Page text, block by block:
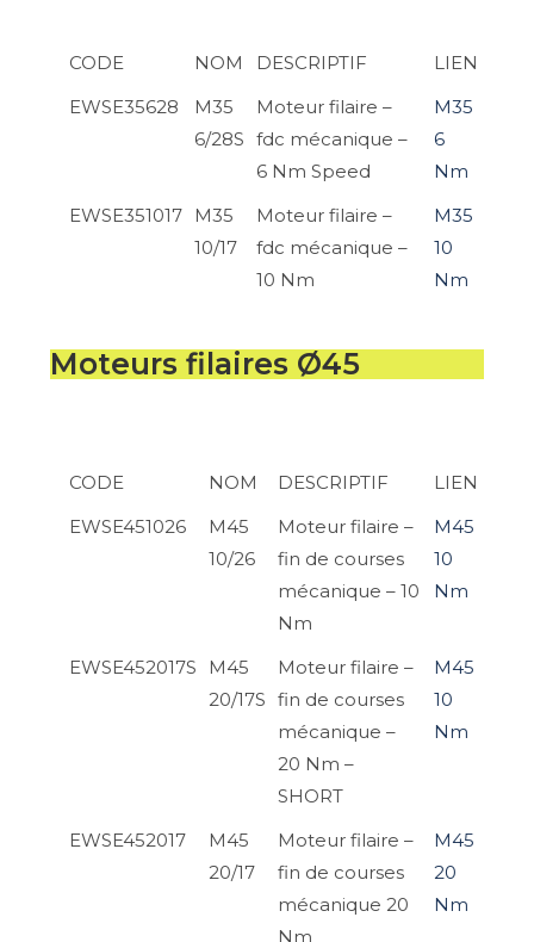
CODE NOM DESCRIPTIF
LIEN
EWSE35628
M35
6/28S
Moteur filaire –
fdc mécanique –
6 Nm Speed
M35
6
Nm
EWSE351017
M35
10/17
Moteur filaire –
fdc mécanique –
10 Nm
M35
10
Nm
Moteurs filaires Ø45
CODE NOM DESCRIPTIF
LIEN
EWSE451026
M45
10/26
Moteur filaire –
fin de courses
mécanique – 10
Nm
M45
10
Nm
EWSE452017S
M45
20/17S
Moteur filaire –
fin de courses
mécanique –
20 Nm –
SHORT
M45
10
Nm
EWSE452017
M45
20/17
Moteur filaire –
fin de courses
mécanique 20
Nm
M45
20
Nm